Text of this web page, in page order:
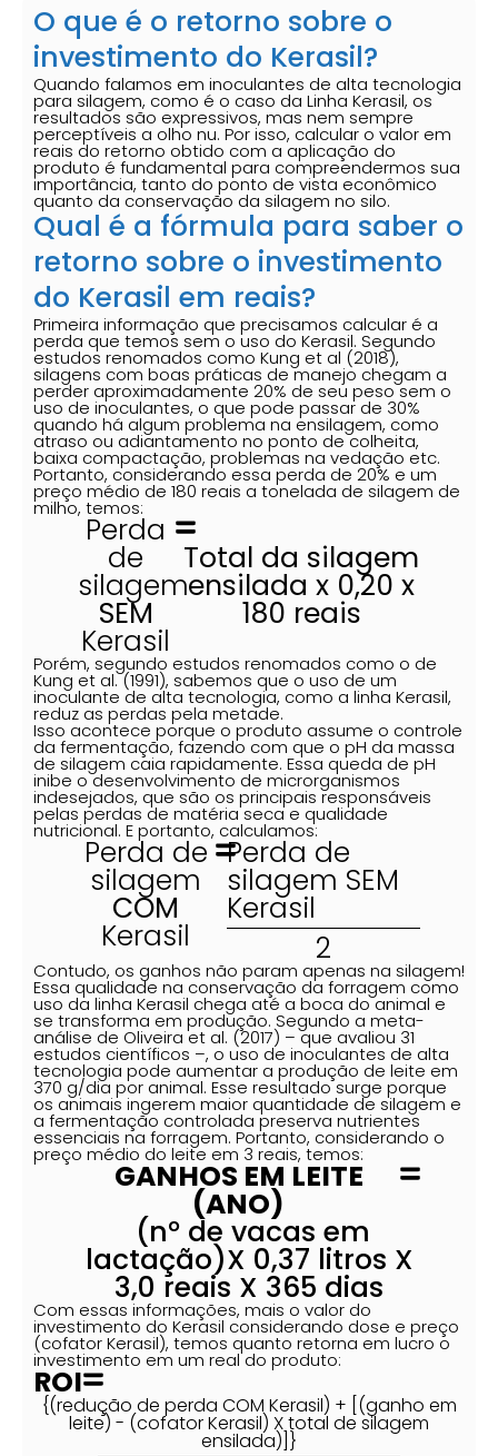
O que é o retorno sobre o
investimento do Kerasil?
Quando falamos em inoculantes de alta tecnologia
para silagem, como é o caso da Linha Kerasil, os
resultados são expressivos, mas nem sempre
perceptíveis a olho nu. Por isso, calcular o valor em
reais do retorno obtido com a aplicação do
produto é fundamental para compreendermos sua
importância, tanto do ponto de vista econômico
quanto da conservação da silagem no silo.
Qual é a fórmula para saber o
retorno sobre o investimento
do Kerasil em reais?
Primeira informação que precisamos calcular é a
perda que temos sem o uso do Kerasil. Segundo
estudos renomados como Kung et al (2018),
silagens com boas práticas de manejo chegam a
perder aproximadamente 20% de seu peso sem o
uso de inoculantes, o que pode passar de 30%
quando há algum problema na ensilagem, como
atraso ou adiantamento no ponto de colheita,
baixa compactação, problemas na vedação etc.
Portanto, considerando essa perda de 20% e um
preço médio de 180 reais a tonelada de silagem de
milho, temos:
Perda
de
silagem
SEM
Kerasil
Total da silagem
ensilada x 0,20 x
180 reais
Porém, segundo estudos renomados como o de
Kung et al. (1991), sabemos que o uso de um
inoculante de alta tecnologia, como a linha Kerasil,
reduz as perdas pela metade.
Isso acontece porque o produto assume o controle
da fermentação, fazendo com que o pH da massa
de silagem caia rapidamente. Essa queda de pH
inibe o desenvolvimento de microrganismos
indesejados, que são os principais responsáveis
pelas perdas de matéria seca e qualidade
nutricional. E portanto, calculamos:
Perda de
silagem
COM
Kerasil
Perda de
silagem SEM
Kerasil
2
Contudo, os ganhos não param apenas na silagem!
Essa qualidade na conservação da forragem como
uso da linha Kerasil chega até a boca do animal e
se transforma em produção. Segundo a meta-
análise de Oliveira et al. (2017) – que avaliou 31
estudos científicos –, o uso de inoculantes de alta
tecnologia pode aumentar a produção de leite em
370 g/dia por animal. Esse resultado surge porque
os animais ingerem maior quantidade de silagem e
a fermentação controlada preserva nutrientes
essenciais na forragem. Portanto, considerando o
preço médio do leite em 3 reais, temos:
GANHOS EM LEITE
(ANO)
(n° de vacas em
lactação)X 0,37 litros X
3,0 reais X 365 dias
Com essas informações, mais o valor do
investimento do Kerasil considerando dose e preço
(cofator Kerasil), temos quanto retorna em lucro o
investimento em um real do produto:
ROI
{(redução de perda COM Kerasil) + [(ganho em
leite) - (cofator Kerasil) X total de silagem
ensilada)]}